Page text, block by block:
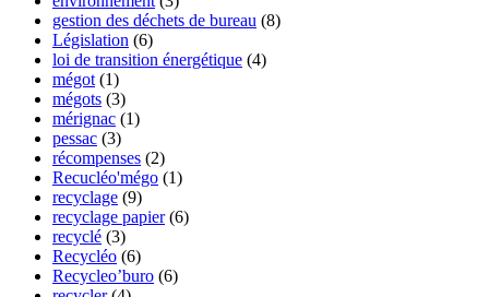
gestion des déchets de bureau (8)
Législation (6)
loi de transition énergétique (4)
mégot (1)
mégots (3)
mérignac (1)
pessac (3)
récompenses (2)
Recucléo'mégo (1)
recyclage (9)
recyclage papier(6)
recyclé (3)
Recycléo (6)
Recycleo’buro (6)